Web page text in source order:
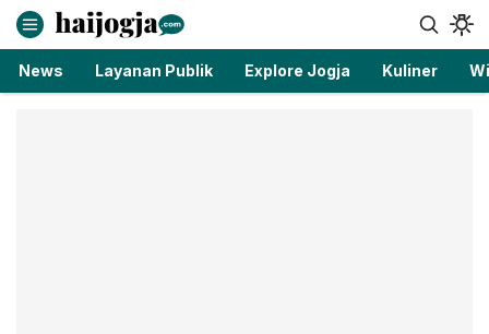
haijogja.com
Berita Jogja Terbaru dan Terkini
News Layanan Publik Explore Jogja Kuliner